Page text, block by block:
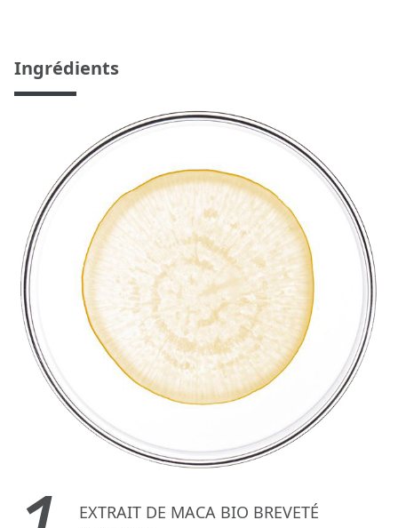
Ingrédients
EXTRAIT DE MACA BIO BREVETÉ